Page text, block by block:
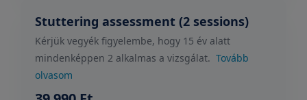
Stuttering assessment (2 sessions)
Kérjük vegyék figyelembe, hogy 15 év alatt
mindenképpen 2 alkalmas a vizsgálat. Tovább
olvasom